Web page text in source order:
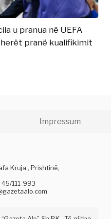
u pranua në UEFA
herët pranë kualifikimit
Impressum
Kruja , Prishtinë,
111-993